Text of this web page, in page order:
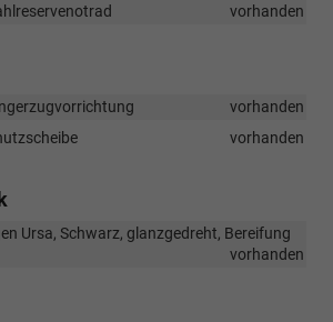
vorhanden
vorhanden
vorhanden
Ursa, Schwarz, glanzgedreht, Bereifung
vorhanden